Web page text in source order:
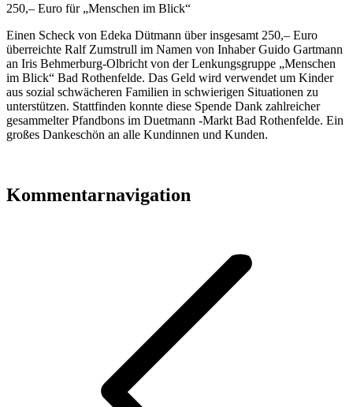
250,– Euro für „Menschen im Blick“
Einen Scheck von Edeka Dütmann über insgesamt 250,– Euro
überreichte Ralf Zumstrull im Namen von Inhaber Guido Gartmann
an Iris Behmerburg-Olbricht von der Lenkungsgruppe „Menschen
im Blick“ Bad Rothenfelde. Das Geld wird verwendet um Kinder
aus sozial schwächeren Familien in schwierigen Situationen zu
unterstützen. Stattfinden konnte diese Spende Dank zahlreicher
gesammelter Pfandbons im Duetmann -Markt Bad Rothenfelde. Ein
großes Dankeschön an alle Kundinnen und Kunden.
Kommentarnavigation